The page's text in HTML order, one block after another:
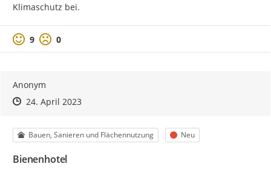
Klimaschutz bei.
Positive Bewertung
9 Negative Bewertung
0
Anonym
Zeitpunkt des Erstellens
Zeitpunkt des Erstellens
24. April 2023Zur Äußerung
Kategorie
Bauen, Sanieren und Flächennutzung Status
Neu
Bienenhotel